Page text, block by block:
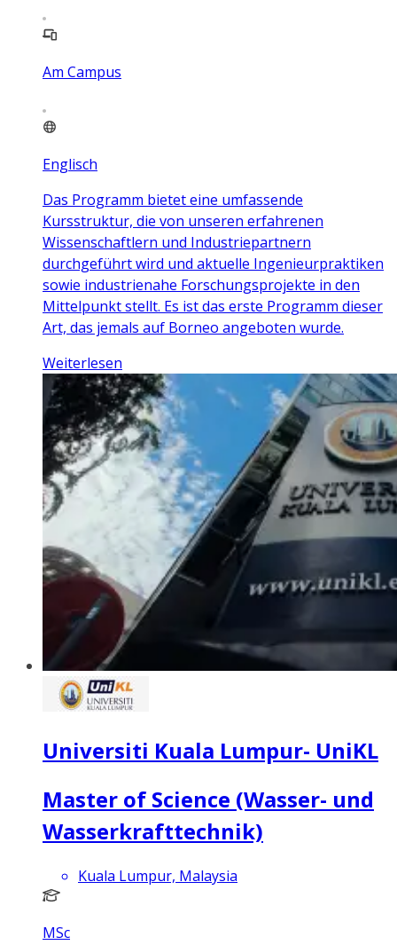
Am Campus
Englisch
Das Programm bietet eine umfassende
Kursstruktur, die von unseren erfahrenen
Wissenschaftlern und Industriepartnern
durchgeführt wird und aktuelle Ingenieurpraktiken
sowie industrienahe Forschungsprojekte in den
Mittelpunkt stellt. Es ist das erste Programm dieser
Art, das jemals auf Borneo angeboten wurde.
Weiterlesen
Universiti Kuala Lumpur- UniKL
Master of Science (Wasser- und
Wasserkrafttechnik)
Kuala Lumpur, Malaysia
MSc